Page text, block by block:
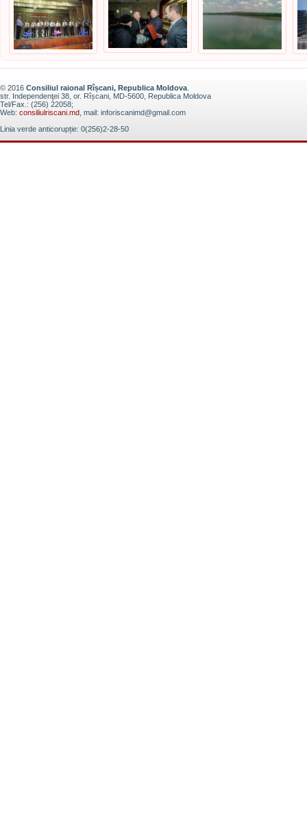
© 2016 Consiliul raional Rîșcani, Republica Moldova
str. Independenţei 38, or. Rîșcani, MD-5600, Republica Moldova
Tel/Fax.: (256) 22058;
Web: consiliulriscani.md , mail: inforiscanimd@gmail.com
Linia verde anticorupție: 0(256)2-28-50